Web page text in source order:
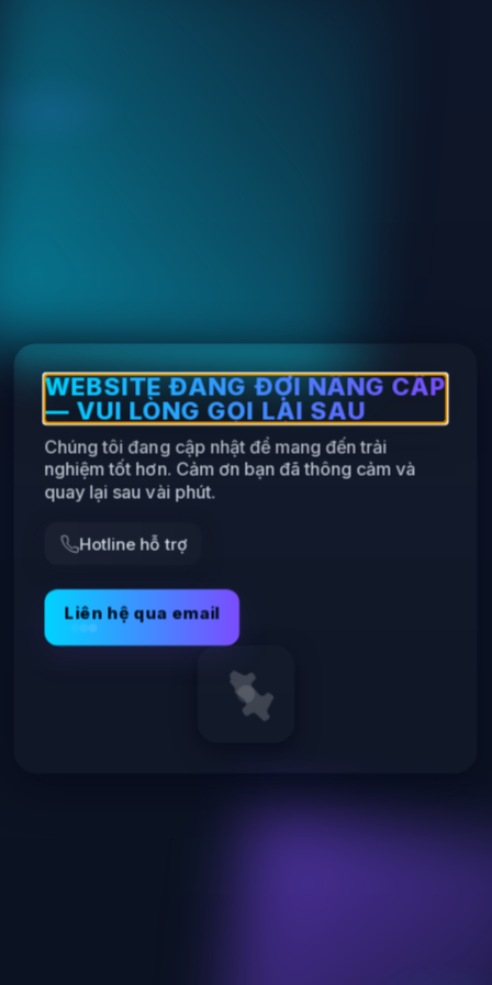
WEBSITE ĐANG ĐỢI NÂNG CẤP
— VUI LÒNG GỌI LẠI SAU
Chúng tôi đang cập nhật để mang đến trải
nghiệm tốt hơn. Cảm ơn bạn đã thông cảm và
quay lại sau vài phút.
Hotline hỗ trợ
Liên hệ qua email